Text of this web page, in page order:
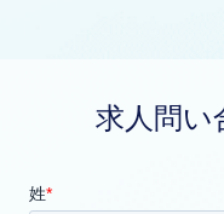
求人問い